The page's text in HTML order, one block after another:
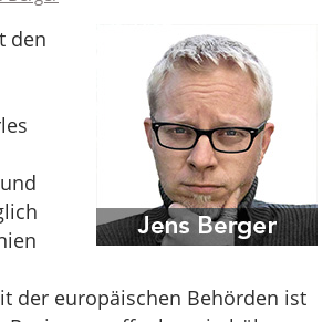
den
der europäischen Behörden ist